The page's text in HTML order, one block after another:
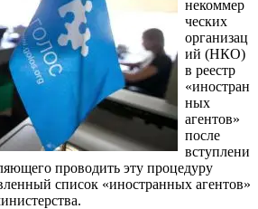
некоммер
ческих
организац
ий (НКО)
в реестр
«иностран
ных
агентов»
после
вступлени
проводить эту процедуру
cписок «иностранных агентов»